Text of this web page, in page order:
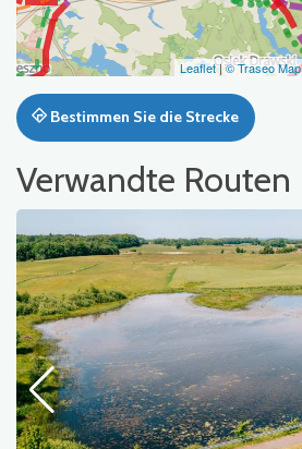
Leaflet|© Traseo Map
Bestimmen Sie die Strecke
Verwandte Routen